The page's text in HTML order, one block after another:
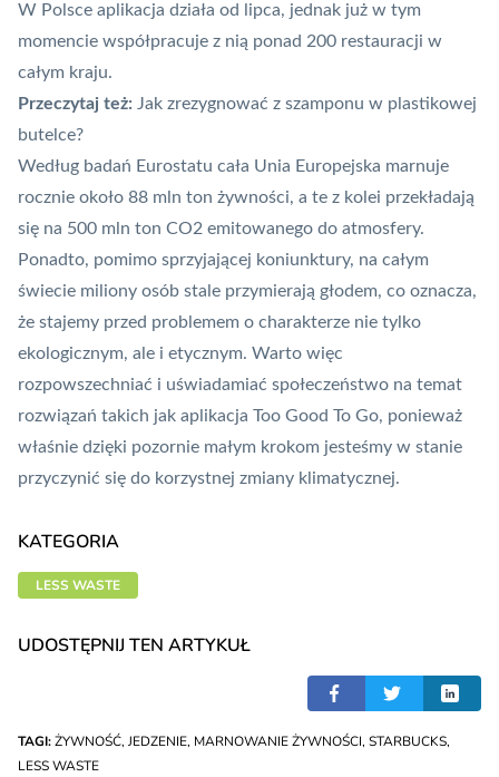
W Polsce aplikacja działa od lipca, jednak już w tym
momencie współpracuje z nią ponad 200 restauracji w
całym kraju.
Przeczytaj też: Jak zrezygnować z szamponu w plastikowej
butelce?
Według badań Eurostatu cała Unia Europejska marnuje
rocznie około 88 mln ton żywności, a te z kolei przekładają
się na 500 mln ton CO2 emitowanego do atmosfery.
Ponadto, pomimo sprzyjającej koniunktury, na całym
świecie miliony osób stale przymierają głodem, co oznacza,
że stajemy przed problemem o charakterze nie tylko
ekologicznym, ale i etycznym. Warto więc
rozpowszechniać i uświadamiać społeczeństwo na temat
rozwiązań takich jak aplikacja Too Good To Go, ponieważ
właśnie dzięki pozornie małym krokom jesteśmy w stanie
przyczynić się do korzystnej zmiany klimatycznej.
KATEGORIA
LESS WASTE
UDOSTĘPNIJ TEN ARTYKUŁ
TAGI:ŻYWNOŚĆ, JEDZENIE, MARNOWANIE ŻYWNOŚCI, STARBUCKS,
LESS WASTE